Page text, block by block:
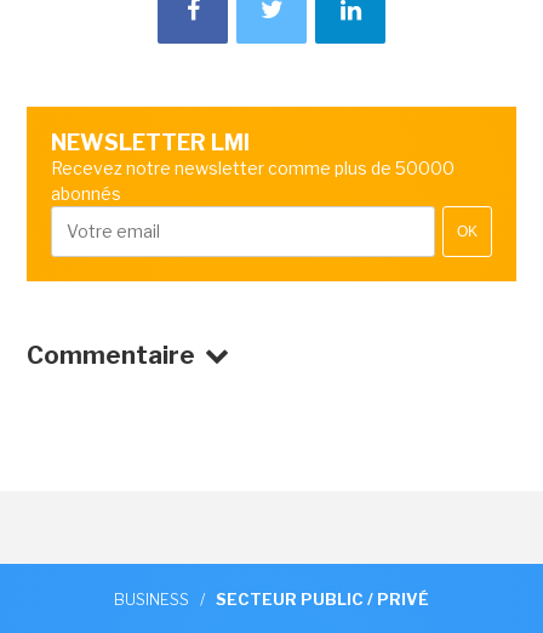
NEWSLETTER LMI
Recevez notre newsletter comme plus de 50000
abonnés
OK
Commentaire
BUSINESS / SECTEUR PUBLIC / PRIVÉ